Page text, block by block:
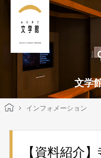
KOCHI LITERARY MUSEUM
文学
インフォメーション
【資料紹介